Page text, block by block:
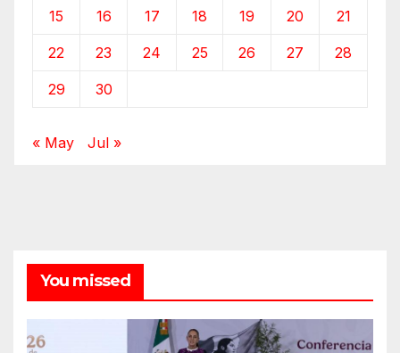
15 16 17 18 19 20 21
22 23 24 25 26 27 28
29 30
« May Jul »
You missed